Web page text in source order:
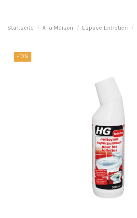
Startseite A la Maison Espace Entretien
-10%